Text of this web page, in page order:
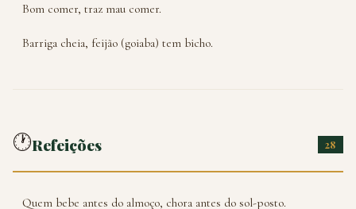
Bom comer, traz mau comer.
Barriga cheia, feijão (goiaba) tem bicho.
🕐Refeições 28
Quem bebe antes do almoço, chora antes do sol-posto.